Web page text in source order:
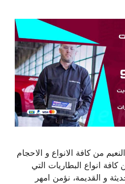
من كافة الانواع و الاحجام
انواع البطاريات التي
و القديمة، نؤمن امهر